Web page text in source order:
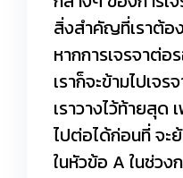
สิ่งสำคัญที่เราต้อ
หากการเจรจาต่
เราก็จะข้ามไปเจ
เราวางไว้ท้ายสุด
ไปต่อได้ก่อนที่ จะ
ในหัวข้อ A ในช่ว